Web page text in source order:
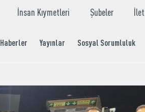
İnsan Kıymetleri Şubeler
Haberler Yayınlar Sosyal Sorumluluk